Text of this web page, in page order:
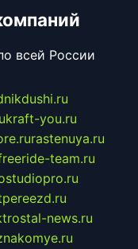
всей России
kraft-you.ru
rastenuya.ru
team.ru
news.ru